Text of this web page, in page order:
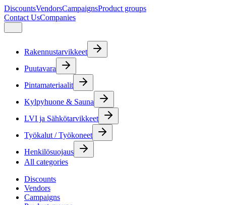
DiscountsVendorsCampaignsProduct groups
Contact UsCompanies
Rakennustarvikkeet
Puutavara
Pintamateriaalit
Kylpyhuone & Sauna
LVI ja Sähkötarvikkeet
Työkalut / Työkoneet
Henkilösuojaus
All categories
Discounts
Vendors
Campaigns